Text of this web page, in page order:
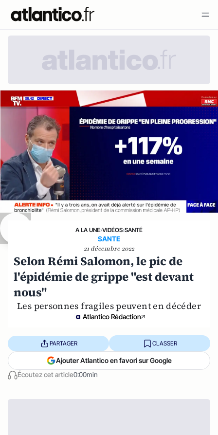
A LA UNE›VIDÉOS›SANTÉ
SANTE
21 décembre 2022
Selon Rémi Salomon, le pic de
l'épidémie de grippe "est devant
nous"
Les personnes fragiles peuvent en décéder
Atlantico Rédaction
Écoutez cet article0:00min
PARTAGER CLASSER
Ajouter Atlantico en favori sur Google